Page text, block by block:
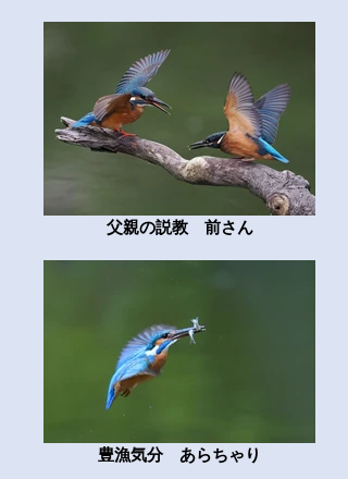
父親の説教 前さん
豊漁気分 あらちゃり